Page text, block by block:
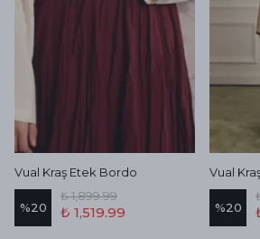
Vual Kraş Etek Bordo
%20
₺ 1,899.99
₺ 1,519.99
Vual
%20